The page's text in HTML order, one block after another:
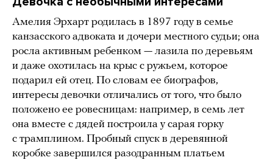
Амелия Эрхарт родилась в 1897 году в семье
канзасского адвоката и дочери местного судьи; она
росла активным ребенком — лазила по деревьям
и даже охотилась на крыс с ружьем, которое
подарил ей отец. По словам ее биографов,
интересы девочки отличались от того, что было
положено ее ровесницам: например, в семь лет
она вместе с дядей построила у сарая горку
с трамплином. Пробный спуск в деревянной
коробке завершился разодранным платьем